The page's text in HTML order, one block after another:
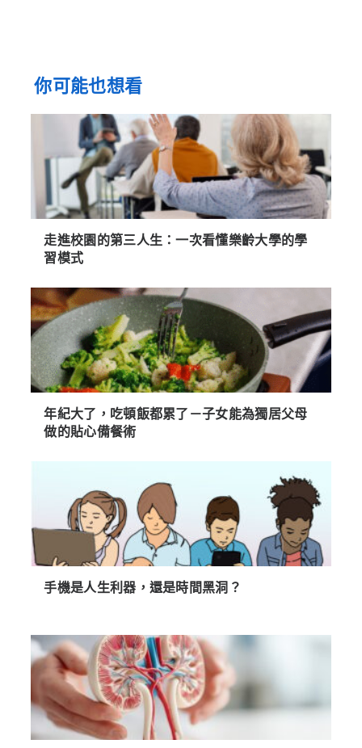
你可能也想看
走進校園的第三人生：一次看懂樂齡大學的學
習模式
年紀大了，吃頓飯都累了－子女能為獨居父母
做的貼心備餐術
手機是人生利器，還是時間黑洞？